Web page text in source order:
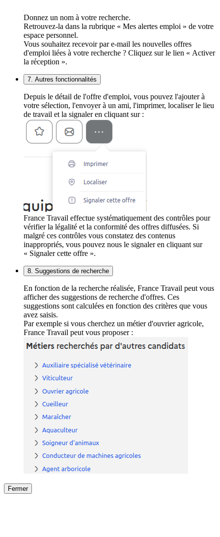
Donnez un nom à votre recherche.
Retrouvez-la dans la rubrique « Mes alertes emploi » de votre
espace personnel.
Vous souhaitez recevoir par e-mail les nouvelles offres
d'emploi liées à votre recherche ? Cliquez sur le lien « Activer
la réception ».
7. Autres fonctionnalités
Depuis le détail de l'offre d'emploi, vous pouvez l'ajouter à
votre sélection, l'envoyer à un ami, l'imprimer, localiser le lieu
de travail et la signaler en cliquant sur :
France Travail effectue systématiquement des contrôles pour
vérifier la légalité et la conformité des offres diffusées. Si
malgré ces contrôles vous constatez des contenus
inappropriés, vous pouvez nous le signaler en cliquant sur
« Signaler cette offre ».
8. Suggestions de recherche
En fonction de la recherche réalisée, France Travail peut vous
afficher des suggestions de recherche d'offres. Ces
suggestions sont calculées en fonction des critères que vous
avez saisis.
Par exemple si vous cherchez un métier d'ouvrier agricole,
France Travail peut vous proposer :
Fermer